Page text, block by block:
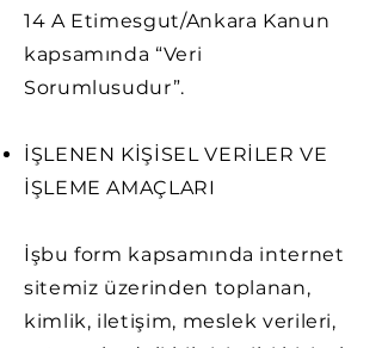
14 A Etimesgut/Ankara Kanun
kapsamında “Veri
Sorumlusudur”.
İŞLENEN KİŞİSEL VERİLER VE
İŞLEME AMAÇLARI
İşbu form kapsamında internet
sitemiz üzerinden toplanan,
kimlik, iletişim, meslek verileri,